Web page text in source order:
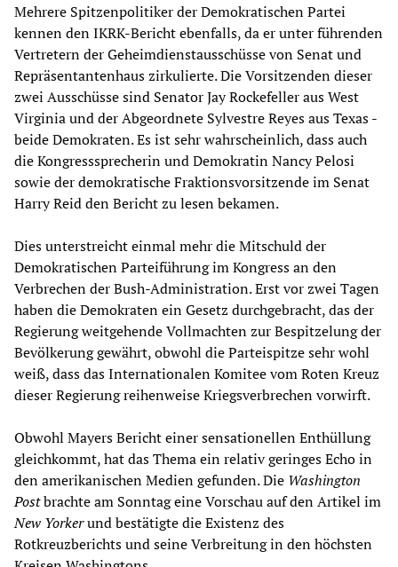
Mehrere Spitzenpolitiker der Demokratischen Partei
kennen den IKRK-Bericht ebenfalls, da er unter führenden
Vertretern der Geheimdienstausschüsse von Senat und
Repräsentantenhaus zirkulierte. Die Vorsitzenden dieser
zwei Ausschüsse sind Senator Jay Rockefeller aus West
Virginia und der Abgeordnete Sylvestre Reyes aus Texas -
beide Demokraten. Es ist sehr wahrscheinlich, dass auch
die Kongresssprecherin und Demokratin Nancy Pelosi
sowie der demokratische Fraktionsvorsitzende im Senat
Harry Reid den Bericht zu lesen bekamen.
Dies unterstreicht einmal mehr die Mitschuld der
Demokratischen Parteiführung im Kongress an den
Verbrechen der Bush-Administration. Erst vor zwei Tagen
haben die Demokraten ein Gesetz durchgebracht, das der
Regierung weitgehende Vollmachten zur Bespitzelung der
Bevölkerung gewährt, obwohl die Parteispitze sehr wohl
weiß, dass das Internationalen Komitee vom Roten Kreuz
dieser Regierung reihenweise Kriegsverbrechen vorwirft.
Obwohl Mayers Bericht einer sensationellen Enthüllung
gleichkommt, hat das Thema ein relativ geringes Echo in
den amerikanischen Medien gefunden. Die Washington
Postbrachte am Sonntag eine Vorschau auf den Artikel im
New Yorkerund bestätigte die Existenz des
Rotkreuzberichts und seine Verbreitung in den höchsten